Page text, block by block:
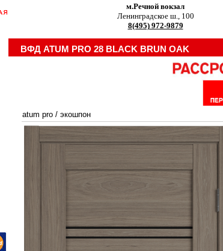
м.Речной вокзал
Ленинградское ш., 100
8(495) 972-9879
ВФД ATUM PRO 28 BLACK BRUN OAK
atum pro / экошпон